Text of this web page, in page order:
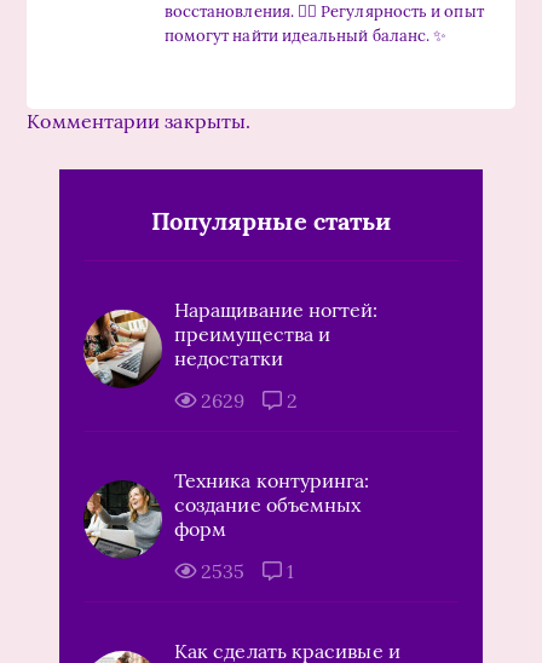
восстановления. 💆‍♀️ Регулярность и опыт
помогут найти идеальный баланс. ✨
Комментарии закрыты.
Популярные статьи
Наращивание ногтей:
преимущества и
недостатки
2629
2
Техника контуринга:
создание объемных
форм
2535
1
Как сделать красивые и